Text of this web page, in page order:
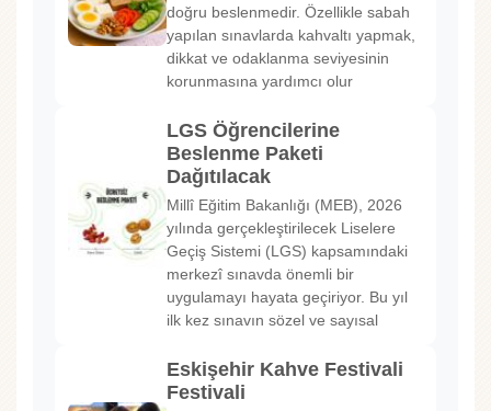
doğru beslenmedir. Özellikle sabah
yapılan sınavlarda kahvaltı yapmak,
dikkat ve odaklanma seviyesinin
korunmasına yardımcı olur
LGS Öğrencilerine
Beslenme Paketi
Dağıtılacak
Millî Eğitim Bakanlığı (MEB), 2026
yılında gerçekleştirilecek Liselere
Geçiş Sistemi (LGS) kapsamındaki
merkezî sınavda önemli bir
uygulamayı hayata geçiriyor. Bu yıl
ilk kez sınavın sözel ve sayısal
Eskişehir Kahve Festivali
Festivali